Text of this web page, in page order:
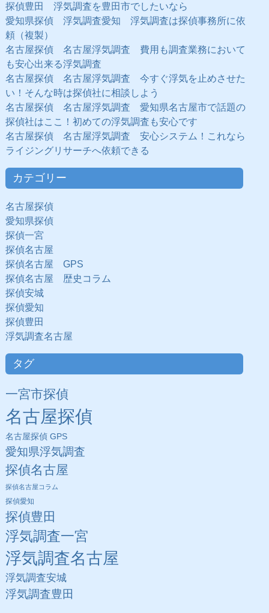
探偵豊田 浮気調査を豊田市でしたいなら
愛知県探偵 浮気調査愛知 浮気調査は探偵事務所に依
頼（複製）
名古屋探偵 名古屋浮気調査 費用も調査業務において
も安心出来る浮気調査
名古屋探偵 名古屋浮気調査 今すぐ浮気を止めさせた
い！そんな時は探偵社に相談しよう
名古屋探偵 名古屋浮気調査 愛知県名古屋市で話題の
探偵社はここ！初めての浮気調査も安心です
名古屋探偵 名古屋浮気調査 安心システム！これなら
ライジングリサーチへ依頼できる
カテゴリー
名古屋探偵
愛知県探偵
探偵一宮
探偵名古屋
探偵名古屋 GPS
探偵名古屋 歴史コラム
探偵安城
探偵愛知
探偵豊田
浮気調査名古屋
タグ
一宮市探偵
名古屋探偵
名古屋探偵 GPS
愛知県浮気調査
探偵名古屋
探偵名古屋コラム
探偵愛知
探偵豊田
浮気調査一宮
浮気調査名古屋
浮気調査安城
浮気調査豊田